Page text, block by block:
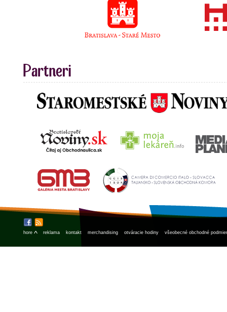
hore ^ reklama kontakt merchandising otváracie hodiny všeobecné obchodné